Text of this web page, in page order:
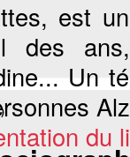
est
des ans,
Un
du